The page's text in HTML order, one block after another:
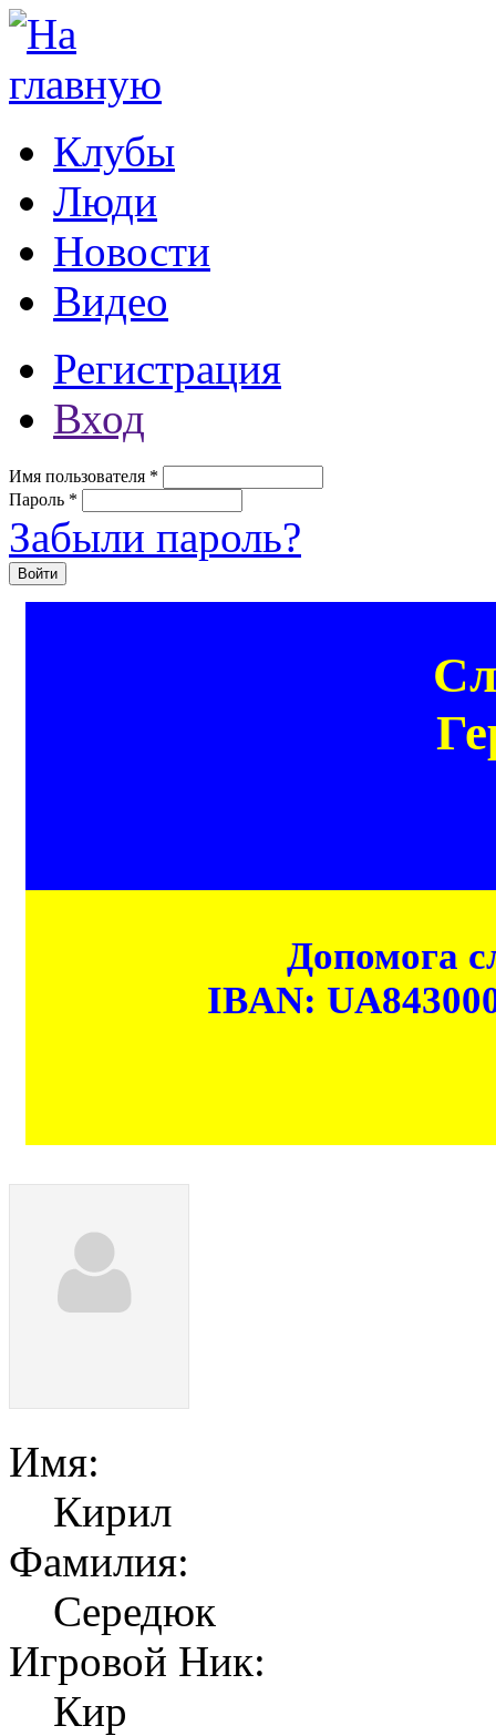
Перейти к основному содержанию
Клубы
Люди
Новости
Видео
Регистрация
Вход
Имя пользователя *
Пароль *
Забыли пароль?
Допомога
IBAN:
Имя:
Кирил
Фамилия:
Середюк
Игровой Ник:
Кир